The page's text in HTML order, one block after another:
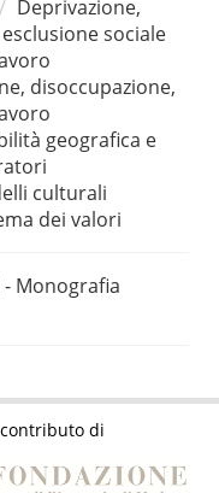
Deprivazione,
sociale
disoccupazione,
geografica e
culturali
dei valori
Monografia
di